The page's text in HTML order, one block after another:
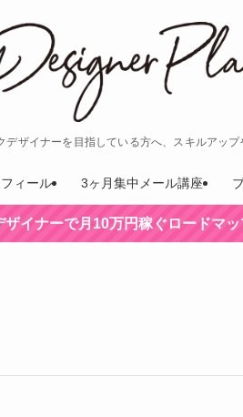
ザイナーを目指している方へ、スキルアッ
ィール 3ヶ月集中メール講座
ザイナーで月10万円稼ぐロードマッ